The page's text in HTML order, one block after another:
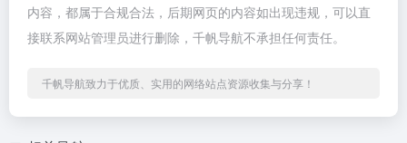
内容，都属于合规合法，后期网页的内容如出现违规，可以直
接联系网站管理员进行删除，千帆导航不承担任何责任。
千帆导航致力于优质、实用的网络站点资源收集与分享！